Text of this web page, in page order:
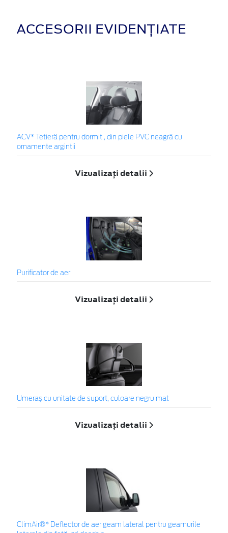
ACCESORII EVIDENȚIATE
ACV* Tetieră pentru dormit , din piele PVC neagră cu
ornamente argintii
Vizualizați detalii
Purificator de aer
Vizualizați detalii
Umeraș cu unitate de suport, culoare negru mat
Vizualizați detalii
ClimAir®* Deflector de aer geam lateral pentru geamurile